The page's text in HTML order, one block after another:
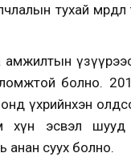
тухай
амжилтын
болно.
үхрийнхэн
хүн эсвэл шууд
анан суух болно.